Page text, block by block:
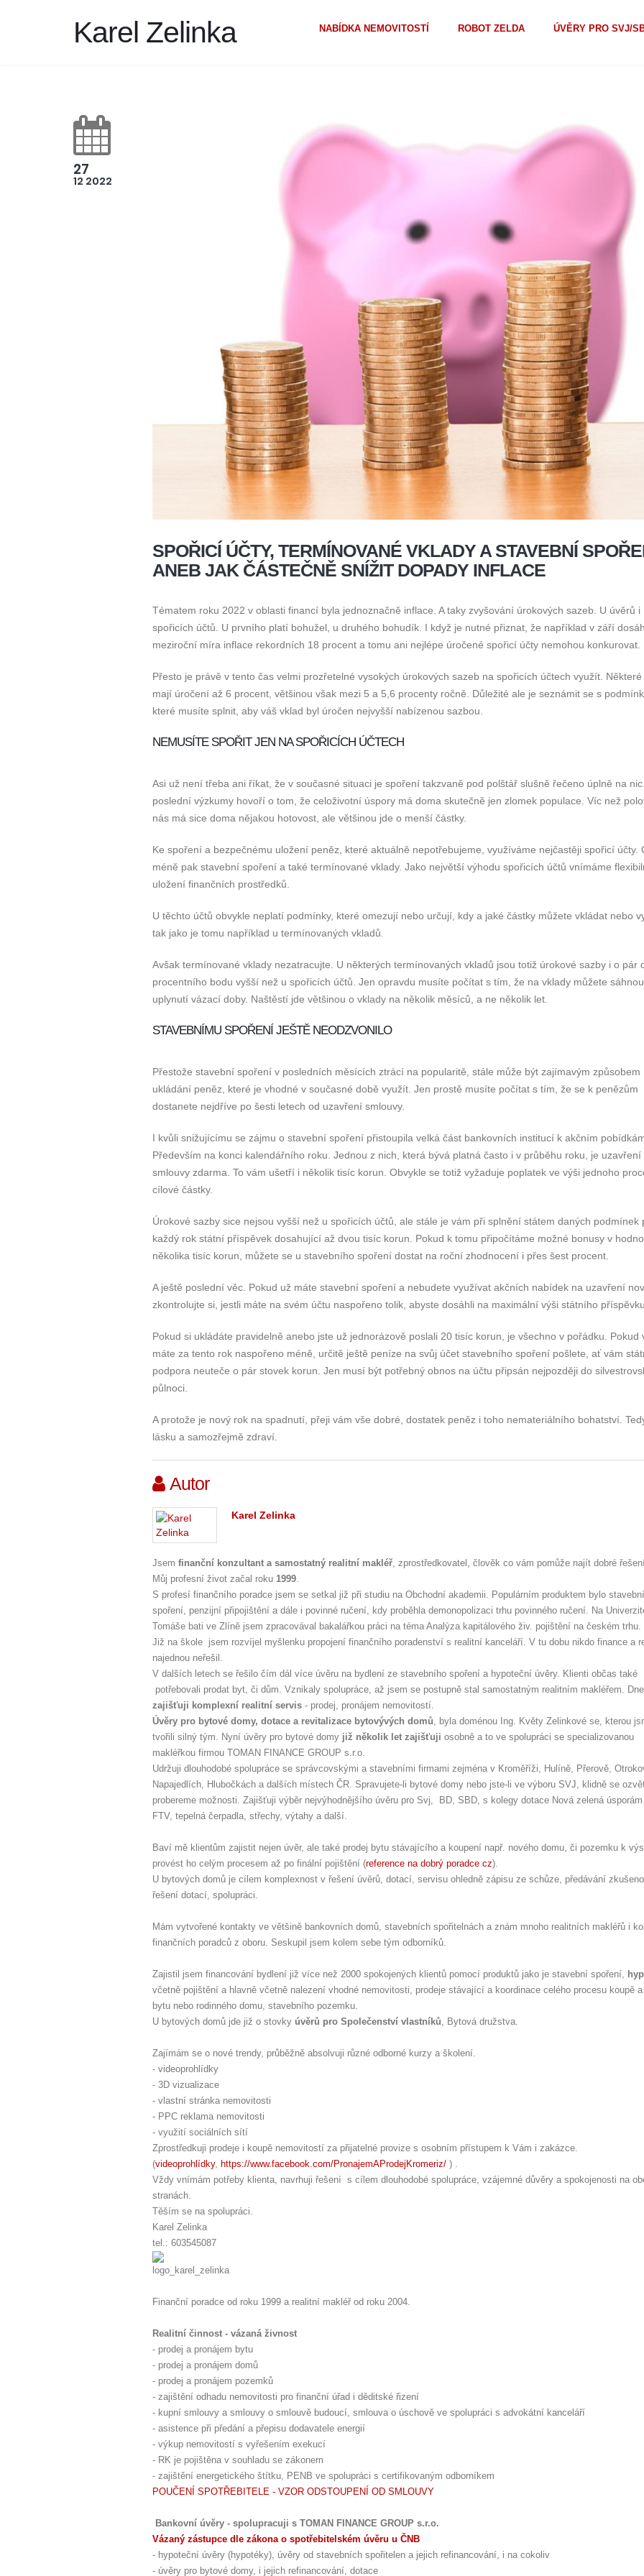
Karel Zelinka NABÍDKA NEMOVITOSTÍ ROBOT ZELDA ÚVĚRY PRO SVJ/
27
12 2022
SPOŘICÍ ÚČTY, TERMÍNOVANÉ VKLADY A STAVEBNÍ
ANEB JAK ČÁSTEČNĚ SNÍŽIT DOPADY INFLACE
Tématem roku 2022 v oblasti financí byla jednoznačně inflace. A taky zvyšování úrokových sazeb. U úvěrů i
spořicích účtů. U prvního platí bohužel, u druhého bohudík. I když je nutné přiznat, že například v září
meziroční míra inflace rekordních 18 procent a tomu ani nejlépe úročené spořicí účty nemohou konkurovat.
Přesto je právě v tento čas velmi prozřetelné vysokých úrokových sazeb na spořicích účtech využít. Některé
mají úročení až 6 procent, většinou však mezi 5 a 5,6 procenty ročně. Důležité ale je seznámit se s
které musíte splnit, aby váš vklad byl úročen nejvyšší nabízenou sazbou.
NEMUSÍTE SPOŘIT JEN NA SPOŘICÍCH ÚČTECH
Asi už není třeba ani říkat, že v současné situaci je spoření takzvaně pod polštář slušně řečeno úplně na
poslední výzkumy hovoří o tom, že celoživotní úspory má doma skutečně jen zlomek populace. Víc než
nás má sice doma nějakou hotovost, ale většinou jde o menší částky.
Ke spoření a bezpečnému uložení peněz, které aktuálně nepotřebujeme, využíváme nejčastěji spořicí účty.
méně pak stavební spoření a také termínované vklady. Jako největší výhodu spořicích účtů vnímáme
uložení finančních prostředků.
U těchto účtů obvykle neplatí podmínky, které omezují nebo určují, kdy a jaké částky můžete vkládat nebo
tak jako je tomu například u termínovaných vkladů.
Avšak termínované vklady nezatracujte. U některých termínovaných vkladů jsou totiž úrokové sazby i o pár
procentního bodu vyšší než u spořicích účtů. Jen opravdu musíte počítat s tím, že na vklady můžete
uplynutí vázací doby. Naštěstí jde většinou o vklady na několik měsíců, a ne několik let.
STAVEBNÍMU SPOŘENÍ JEŠTĚ NEODZVONILO
Přestože stavební spoření v posledních měsících ztrácí na popularitě, stále může být zajímavým způsobem
ukládání peněz, které je vhodné v současné době využít. Jen prostě musíte počítat s tím, že se k penězům
dostanete nejdříve po šesti letech od uzavření smlouvy.
I kvůli snižujícímu se zájmu o stavební spoření přistoupila velká část bankovních institucí k akčním
Především na konci kalendářního roku. Jednou z nich, která bývá platná často i v průběhu roku, je uzavření
smlouvy zdarma. To vám ušetří i několik tisíc korun. Obvykle se totiž vyžaduje poplatek ve výši jednoho
cílové částky.
Úrokové sazby sice nejsou vyšší než u spořicích účtů, ale stále je vám při splnění státem daných podmínek
každý rok státní příspěvek dosahující až dvou tisíc korun. Pokud k tomu připočítáme možné bonusy v
několika tisíc korun, můžete se u stavebního spoření dostat na roční zhodnocení i přes šest procent.
A ještě poslední věc. Pokud už máte stavební spoření a nebudete využívat akčních nabídek na uzavření
zkontrolujte si, jestli máte na svém účtu naspořeno tolik, abyste dosáhli na maximální výši státního příspěvku.
Pokud si ukládáte pravidelně anebo jste už jednorázově poslali 20 tisíc korun, je všechno v pořádku. Pokud
máte za tento rok naspořeno méně, určitě ještě peníze na svůj účet stavebního spoření pošlete, ať vám
podpora neuteče o pár stovek korun. Jen musí být potřebný obnos na účtu připsán nejpozději do
půlnoci.
A protože je nový rok na spadnutí, přeji vám vše dobré, dostatek peněz i toho nemateriálního bohatství.
lásku a samozřejmě zdraví.
Autor
Karel Zelinka
Jsem finanční konzultant a samostatný realitní makléř, zprostředkovatel, člověk co vám pomůže najít dobré
Můj profesní život začal roku 1999.
S profesí finančního poradce jsem se setkal již při studiu na Obchodní akademii. Populárním produktem bylo stavební
spoření, penzijní připojištění a dále i povinné ručení, kdy proběhla demonopolizaci trhu povinného ručení. Na
Tomáše bati ve Zlíně jsem zpracovával bakalářkou práci na téma Analýza kapitálového živ. pojištění na českém trhu.
Již na škole jsem rozvíjel myšlenku propojení finančního poradenství s realitní kanceláří. V tu dobu nikdo finance a
najednou neřešil.
V dalších letech se řešilo čím dál více úvěru na bydlení ze stavebního spoření a hypoteční úvěry. Klienti občas také
potřebovali prodat byt, či dům. Vznikaly spolupráce, až jsem se postupně stal samostatným realitním makléřem.
zajišťuji komplexní realitní servis - prodej, pronájem nemovitostí.
Úvěry pro bytové domy, dotace a revitalizace bytovývých domů, byla doménou Ing. Květy Zelinkové se, kterou
tvořili silný tým. Nyní úvěry pro bytové domy již několik let zajišťuji osobně a to ve spolupráci se specializovanou
makléřkou firmou TOMAN FINANCE GROUP s.r.o.
Udržuji dlouhodobé spolupráce se správcovskými a stavebními firmami zejména v Kroměříži, Hulíně, Přerově,
Napajedlích, Hlubočkách a dalších místech ČR. Spravujete-li bytové domy nebo jste-li ve výboru SVJ, klidně se
probereme možnosti. Zajišťuji výběr nejvýhodnějšího úvěru pro Svj, BD, SBD, s kolegy dotace Nová zelená
FTV, tepelná čerpadla, střechy, výtahy a další.
Baví mě klientům zajistit nejen úvěr, ale také prodej bytu stávajícího a koupení např. nového domu, či pozemku k
provést ho celým procesem až po finální pojištění (reference na dobrý poradce cz).
U bytových domů je cílem komplexnost v řešení úvěrů, dotací, servisu ohledně zápisu ze schůze, předávání
řešení dotací, spolupráci.
Mám vytvořené kontakty ve většině bankovních domů, stavebních spořitelnách a znám mnoho realitních makléřů i
finančních poradců z oboru. Seskupil jsem kolem sebe tým odborníků.
Zajistil jsem financování bydlení již více než 2000 spokojených klientů pomocí produktů jako je stavební spoření,
včetně pojištění a hlavně včetně nalezení vhodné nemovitosti, prodeje stávající a koordinace celého procesu koupě a
bytu nebo rodinného domu, stavebního pozemku.
U bytových domů jde již o stovky úvěrů pro Společenství vlastníků, Bytová družstva.
Zajímám se o nové trendy, průběžně absolvuji různé odborné kurzy a školení.
- videoprohlídky
- 3D vizualizace
- vlastní stránka nemovitosti
- PPC reklama nemovitosti
- využití sociálních sítí
Zprostředkuji prodeje i koupě nemovitostí za přijatelné provize s osobním přístupem k Vám i zakázce.
(videoprohlídky, https://www.facebook.com/PronajemAProdejKromeriz/ ) .
Vždy vnímám potřeby klienta, navrhuji řešení s cílem dlouhodobé spolupráce, vzájemné důvěry a spokojenosti na
stranách.
Těším se na spolupráci.
Karel Zelinka
tel.: 603545087
Finanční poradce od roku 1999 a realitní makléř od roku 2004.
Realitní činnost - vázaná živnost
- prodej a pronájem bytu
- prodej a pronájem domů
- prodej a pronájem pozemků
- zajištění odhadu nemovitosti pro finanční úřad i děditské řizení
- kupní smlouvy a smlouvy o smlouvě budoucí, smlouva o úschově ve spolupráci s advokátní kanceláří
- asistence při předání a přepisu dodavatele energií
- výkup nemovitostí s vyřešením exekucí
- RK je pojištěna v souhladu se zákonem
- zajištění energetického štítku, PENB ve spolupráci s certifikovaným odborníkem
POUČENÍ SPOTŘEBITELE - VZOR ODSTOUPENÍ OD SMLOUVY
Bankovní úvěry - spolupracuji s TOMAN FINANCE GROUP s.r.o.
Vázaný zástupce dle zákona o spotřebitelském úvěru u ČNB
- hypoteční úvěry (hypotéky), úvěry od stavebních spořitelen a jejich refinancování, i na cokoliv
- úvěry pro bytové domy, i jejich refinancování, dotace